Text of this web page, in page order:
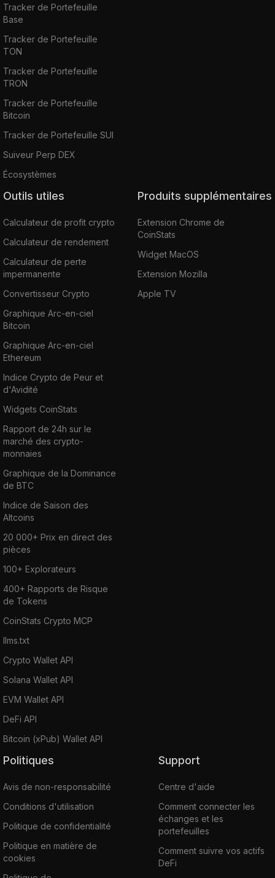
Tracker de Portefeuille
Base
Tracker de Portefeuille
TON
Tracker de Portefeuille
TRON
Tracker de Portefeuille
Bitcoin
Tracker de Portefeuille SUI
Suiveur Perp DEX
Écosystèmes
Outils utiles
Calculateur de profit crypto
Calculateur de rendement
Calculateur de perte
impermanente
Convertisseur Crypto
Graphique Arc-en-ciel
Bitcoin
Graphique Arc-en-ciel
Ethereum
Indice Crypto de Peur et
d'Avidité
Widgets CoinStats
Rapport de 24h sur le
marché des crypto-
monnaies
Graphique de la Dominance
de BTC
Indice de Saison des
Altcoins
20 000+ Prix en direct des
pièces
100+ Explorateurs
400+ Rapports de Risque
de Tokens
CoinStats Crypto MCP
llms.txt
Crypto Wallet API
Solana Wallet API
EVM Wallet API
DeFi API
Bitcoin (xPub) Wallet API
Produits supplémentaires
Extension Chrome de
CoinStats
Widget MacOS
Extension Mozilla
Apple TV
Politiques
Avis de non-responsabilité
Conditions d'utilisation
Politique de confidentialité
Politique en matière de
cookies
Support
Centre d'aide
Comment connecter les
échanges et les
portefeuilles
Comment suivre vos actifs
DeFi